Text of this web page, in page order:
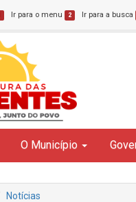
Ir para o menu 2 Ir para a busca
O Município
Notícias